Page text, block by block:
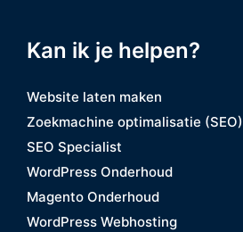
Kan ik je helpen?
Website laten maken
Zoekmachine optimalisatie (SEO)
SEO Specialist
WordPress Onderhoud
Magento Onderhoud
WordPress Webhosting